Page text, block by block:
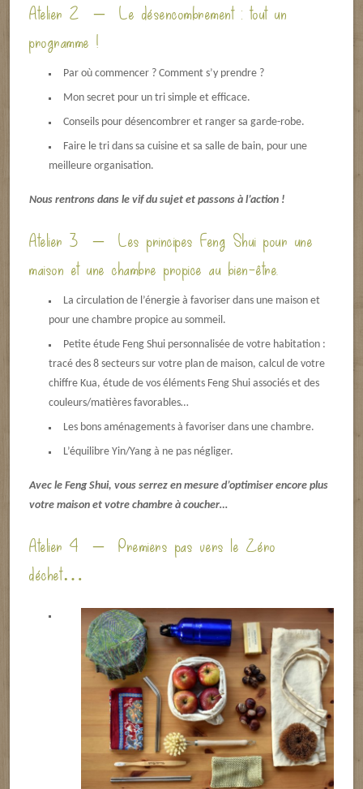
Atelier 2 – Le désencombrement : tout un
programme !
Par où commencer ? Comment s’y prendre ?
Mon secret pour un tri simple et efficace.
Conseils pour désencombrer et ranger sa garde-robe.
Faire le tri dans sa cuisine et sa salle de bain, pour une
meilleure organisation.
Nous rentrons dans le vif du sujet et passons à l’action !
Atelier 3 – Les principes Feng Shui pour une
maison et une chambre propice au bien-être.
La circulation de l’énergie à favoriser dans une maison et
pour une chambre propice au sommeil.
Petite étude Feng Shui personnalisée de votre habitation :
tracé des 8 secteurs sur votre plan de maison, calcul de votre
chiffre Kua, étude de vos éléments Feng Shui associés et des
couleurs/matières favorables…
Les bons aménagements à favoriser dans une chambre.
L’équilibre Yin/Yang à ne pas négliger.
Avec le Feng Shui, vous serrez en mesure d’optimiser encore plus
votre maison et votre chambre à coucher…
Atelier 4 – Premiers pas vers le Zéro
déchet…